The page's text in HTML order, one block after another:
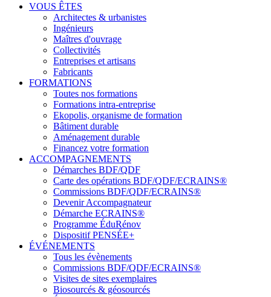
VOUS ÊTES
Architectes & urbanistes
Ingénieurs
Maîtres d'ouvrage
Collectivités
Entreprises et artisans
Fabricants
FORMATIONS
Toutes nos formations
Formations intra-entreprise
Ekopolis, organisme de formation
Bâtiment durable
Aménagement durable
Financez votre formation
ACCOMPAGNEMENTS
Démarches BDF/QDF
Carte des opérations BDF/QDF/ECRAINS®
Commissions BDF/QDF/ECRAINS®
Devenir Accompagnateur
Démarche ECRAINS®
Programme ÉduRénov
Dispositif PENSÉE+
ÉVÉNEMENTS
Tous les évènements
Commissions BDF/QDF/ECRAINS®
Visites de sites exemplaires
Biosourcés & géosourcés